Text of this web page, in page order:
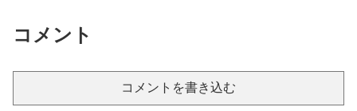
コメント
コメントを書き込む